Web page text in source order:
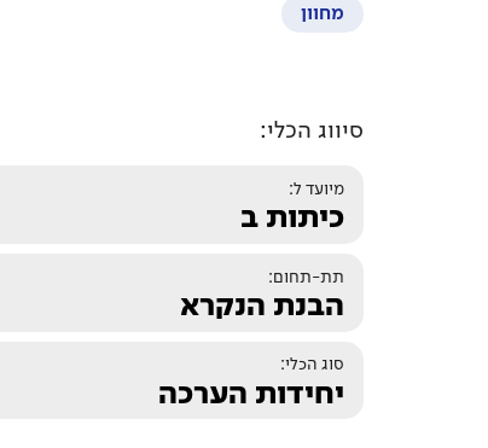
מחוון
סיווג הכלי:
מיועד ל:
כיתות ב
תת-תחום:
הבנת הנקרא
סוג הכלי:
יחידות הערכה